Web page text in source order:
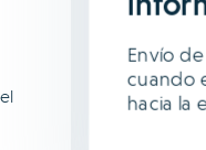
Envío
cuando
hacia la